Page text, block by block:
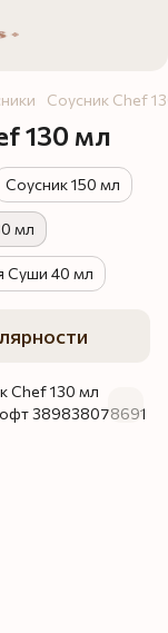
Соусник Chef
130 мл
Соусник 150 мл
мл
Суши 40 мл